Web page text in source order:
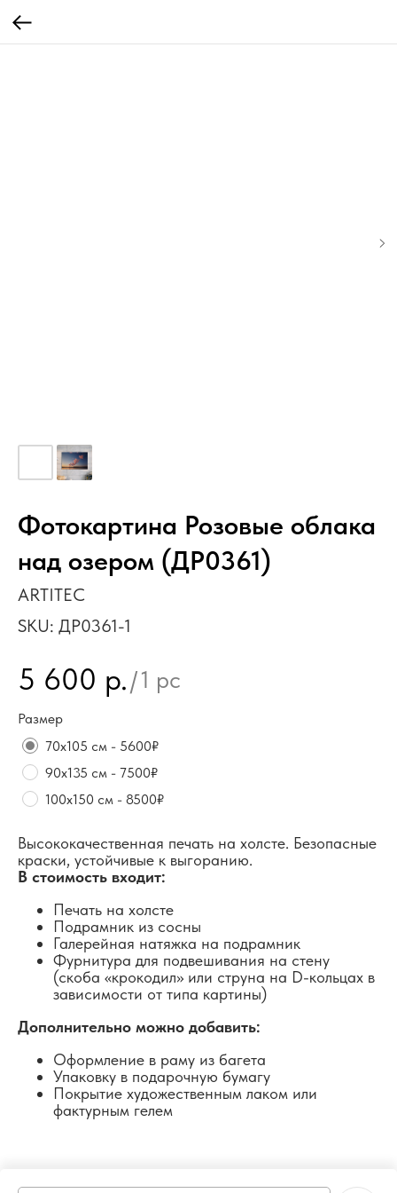
Фотокартина Розовые облака
над озером (ДР0361)
ARTITEC
SKU: ДР0361-1
5 600 р./1 pc
Размер
70х105 см - 5600₽
90х135 см - 7500₽
100х150 см - 8500₽
Высококачественная печать на холсте. Безопасные
краски, устойчивые к выгоранию.
В стоимость входит:
Печать на холсте
Подрамник из сосны
Галерейная натяжка на подрамник
Фурнитура для подвешивания на стену
(скоба «крокодил» или струна на D-кольцах в
зависимости от типа картины)
Дополнительно можно добавить:
Оформление в раму из багета
Упаковку в подарочную бумагу
Покрытие художественным лаком или
фактурным гелем